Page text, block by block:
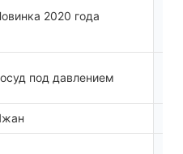
2020 года
под давлением